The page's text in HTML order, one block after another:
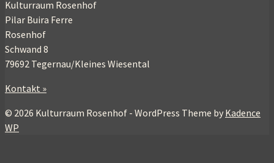
Kulturraum Rosenhof
Pilar Buira Ferre
Rosenhof
Schwand 8
79692 Tegernau/Kleines Wiesental
Kontakt »
© 2026 Kulturraum Rosenhof - WordPress Theme by Kadence
WP